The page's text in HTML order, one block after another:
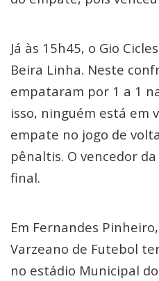
Já às 15h45, o Gio
Beira Linha. Neste
empataram por 1 a 1
isso, ninguém está em
empate no jogo de
pênaltis. O vencedor
final.
Em Fernandes
Varzeano de Futebol
no estádio Municipal